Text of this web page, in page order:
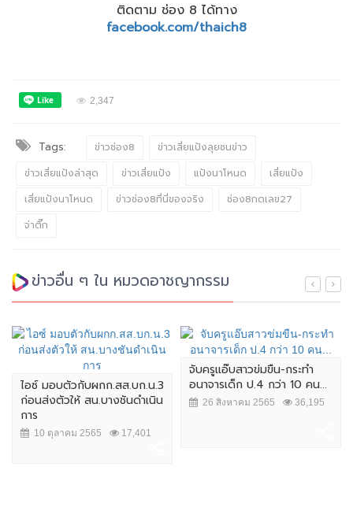
ติดตาม ช่อง 8 ได้ทาง
facebook.com/thaich8
2,347
Tags: ข่าวช่อง8
ข่าวเสี่ยแป้งลุยชนข่าว
ข่าวเสี่ยแป้งล่าสุด
ข่าวเสี่ยแป้ง แป้งนาโหนด
เสี่ยแป้ง
เสี่ยแป้งนาโหนด
ข่าวช่อง8ที่นี่ของจริง
ช่อง8กดเลข27
จ่าติ๊ก
ข่าวอื่น ๆ ใน หมวดอาชญากรรม
ไอซ์ มอบตัวกับผกก.สส.บก.น.3
ก่อนส่งตัวให้ สน.บางชันดำเนิน
การ
10 ตุลาคม 2565 17,401
จับครูแอ๊บสาวข่มขืน-กระทำ
อนาจารเด็ก ป.4 กว่า 10 คน...
26 สิงหาคม 2565 36,195